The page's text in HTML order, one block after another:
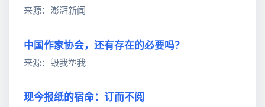
来源：澎湃新闻
中国作家协会，还有存在的必要吗？
来源：毁我塑我
现今报纸的宿命：订而不阅